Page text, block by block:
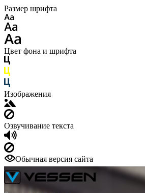
Размер шрифта
Цвет фона и шрифта
Изображения
Озвучивание текста
Обычная версия сайта